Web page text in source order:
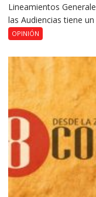
Lineamientos
las Audiencias tiene
OPINIÓN